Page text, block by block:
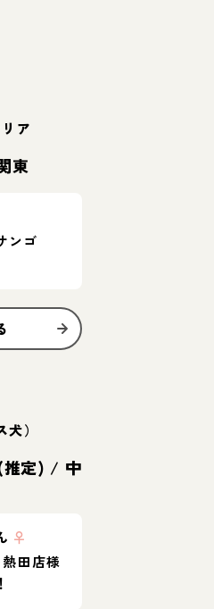
ア
東
ンゴ
）
推定) / 中
♀
田店様